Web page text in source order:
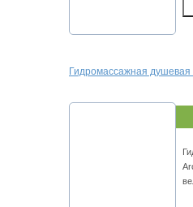
Гидромассажная душевая